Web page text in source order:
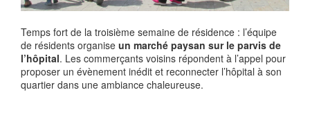
Temps fort de la troisième semaine de résidence : l’équipe
de résidents organise un marché paysan sur le parvis de
l’hôpital. Les commerçants voisins répondent à l’appel pour
proposer un évènement inédit et reconnecter l’hôpital à son
quartier dans une ambiance chaleureuse.